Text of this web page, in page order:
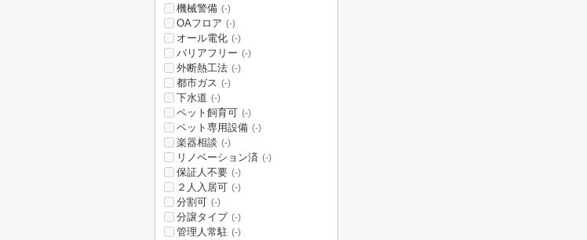
機械警備 (-)
OAフロア (-)
オール電化 (-)
バリアフリー (-)
外断熱工法 (-)
都市ガス (-)
下水道 (-)
ペット飼育可 (-)
ペット専用設備 (-)
楽器相談 (-)
リノベーション済 (-)
保証人不要 (-)
２人入居可 (-)
分割可 (-)
分譲タイプ (-)
管理人常駐 (-)